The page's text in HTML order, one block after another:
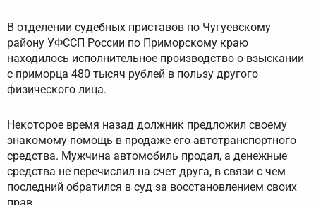
В отделении судебных приставов по Чугуевскому
району УФССП России по Приморскому краю
находилось исполнительное производство о взыскании
с приморца 480 тысяч рублей в пользу другого
физического лица.
Некоторое время назад должник предложил своему
знакомому помощь в продаже его автотранспортного
средства. Мужчина автомобиль продал, а денежные
средства не перечислил на счет друга, в связи с чем
последний обратился в суд за восстановлением своих